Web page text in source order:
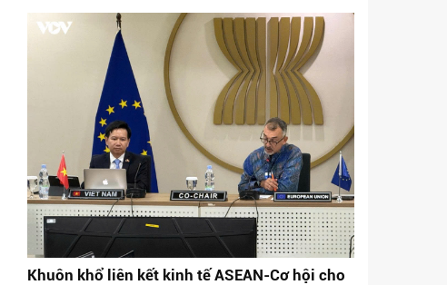
Khuôn khổ liên kết kinh tế ASEAN-Cơ hội cho